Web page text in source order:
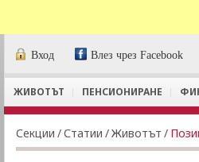
Вход Влез чрез Facebook
ЖИВОТЪТ ПЕНСИОНИРАНЕ
Секции /Статии /Животът /